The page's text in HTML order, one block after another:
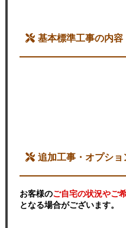
基本標準工事の内容
追加工事・オプショ
お客様のご自宅の状況やご
となる場合がございます。